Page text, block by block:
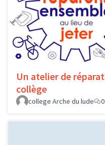
Un atelier de
collège
college Arche du lude
0